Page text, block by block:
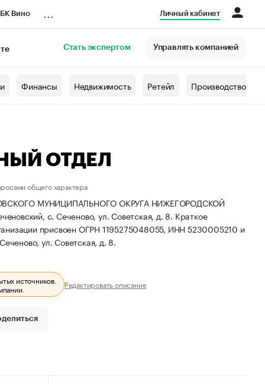
Вино Личный кабинет
Стать экспертом Управлять компанией
Финансы Недвижимость Ретейл Производство
ОТДЕЛ
общего характера
МУНИЦИПАЛЬНОГО ОКРУГА НИЖЕГОРОДСКОЙ
с. Сеченово, ул. Советская, д. 8. Краткое
присвоен ОГРН 1195275048055, ИНН 5230005210 и
ул. Советская, д. 8.
источников. Редактировать описание